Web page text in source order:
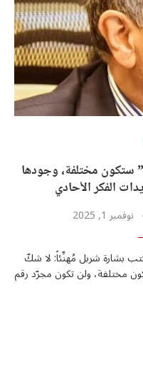
ستكون مختلفة، وجودها
الفكر الأحادي
نوفمبر 1, 2025
شربل كتب بشارة شربل مُهنِّئاً: لا شكّ
مختلفة، ولن تكون مجرّد رقم